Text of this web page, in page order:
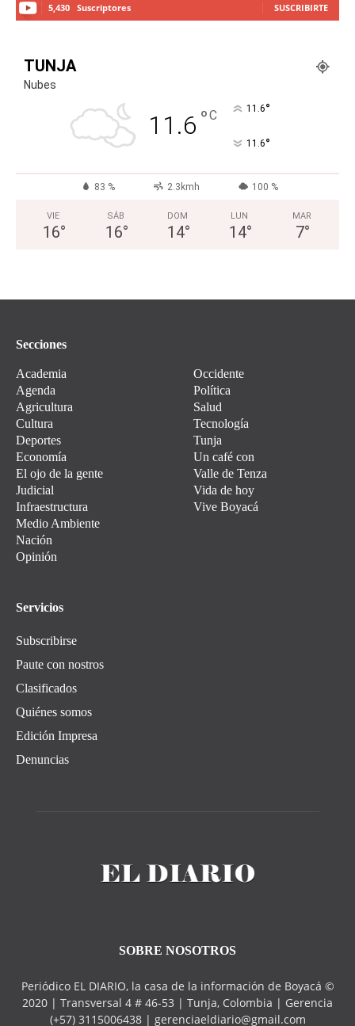
5,430 Suscriptores SUSCRIBIRTE
TUNJA
Nubes
11.6 °C 11.6°
11.6°
83 % 2.3kmh 100 %
VIE
16°
SÁB
16°
DOM
14°
LUN
14°
MAR
7°
Secciones
Academia
Agenda
Agricultura
Cultura
Deportes
Economía
El ojo de la gente
Judicial
Infraestructura
Medio Ambiente
Nación
Opinión
Occidente
Política
Salud
Tecnología
Tunja
Un café con
Valle de Tenza
Vida de hoy
Vive Boyacá
Servicios
Subscribirse
Paute con nostros
Clasificados
Quiénes somos
Edición Impresa
Denuncias
SOBRE NOSOTROS
Periódico EL DIARIO, la casa de la información de Boyacá ©
2020 | Transversal 4 # 46-53 | Tunja, Colombia | Gerencia
(+57) 3115006438 | gerenciaeldiario@gmail.com